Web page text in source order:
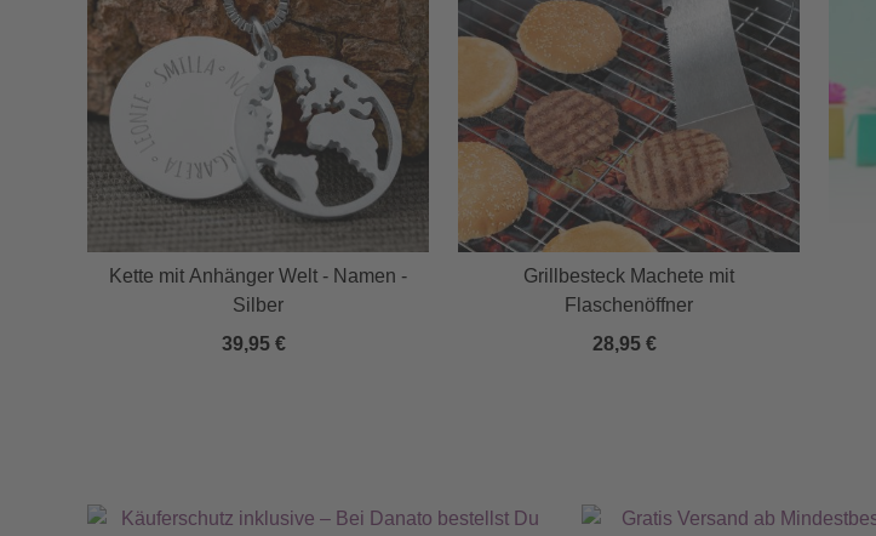
Kette mit Anhänger Welt - Namen -
Silber
39,95 €
Grillbesteck Machete mit
Flaschenöffner
28,95 €